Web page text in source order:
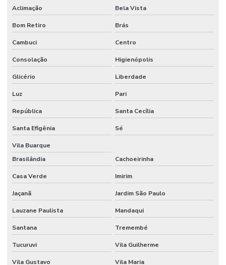
Aclimação Bela Vista
Bom Retiro Brás
Cambuci Centro
Consolação Higienópolis
Glicério Liberdade
Luz Pari
República Santa Cecília
Santa Efigênia Sé
Vila Buarque
Brasilândia
Cachoeirinha
Casa Verde Imirim
Jaçanã Jardim São Paulo
Lauzane Paulista Mandaqui
Santana Tremembé
Tucuruvi Vila Guilherme
Vila Gustavo Vila Maria